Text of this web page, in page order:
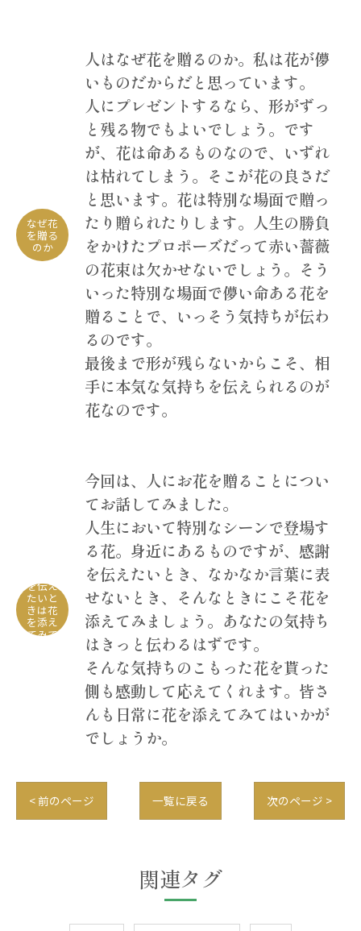
人はなぜ花を贈るのか。私は花が儚
いものだからだと思っています。
人にプレゼントするなら、形がずっ
と残る物でもよいでしょう。です
が、花は命あるものなので、いずれ
は枯れてしまう。そこが花の良さだ
と思います。花は特別な場面で贈っ
たり贈られたりします。人生の勝負
をかけたプロポーズだって赤い薔薇
の花束は欠かせないでしょう。そう
いった特別な場面で儚い命ある花を
贈ることで、いっそう気持ちが伝わ
るのです。
最後まで形が残らないからこそ、相
手に本気な気持ちを伝えられるのが
花なのです。
なぜ花
を贈る
のか
今回は、人にお花を贈ることについ
てお話してみました。
人生において特別なシーンで登場す
る花。身近にあるものですが、感謝
を伝えたいとき、なかなか言葉に表
せないとき、そんなときにこそ花を
添えてみましょう。あなたの気持ち
はきっと伝わるはずです。
そんな気持ちのこもった花を貰った
側も感動して応えてくれます。皆さ
んも日常に花を添えてみてはいかが
でしょうか。
を伝え
たいと
きは花
を添え
てみて
< 前のページ 一覧に戻る 次のページ >
関連タグ